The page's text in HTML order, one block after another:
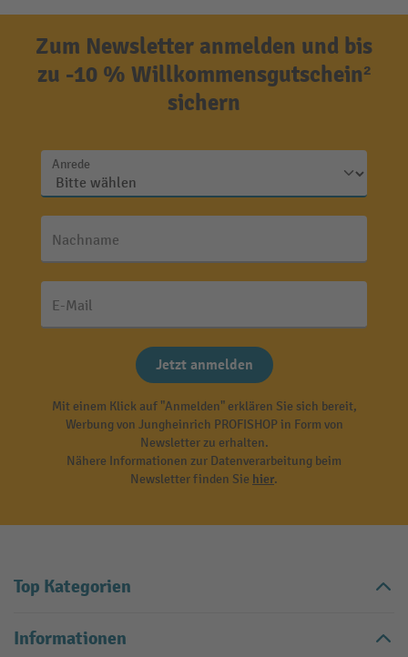
Zum Newsletter anmelden und bis
zu -10 % Willkommensgutschein²
sichern
Anrede
Nachname
E-Mail
Jetzt anmelden
Mit einem Klick auf "Anmelden" erklären Sie sich bereit,
Werbung von Jungheinrich PROFISHOP in Form von
Newsletter zu erhalten.
Nähere Informationen zur Datenverarbeitung beim
Newsletter finden Sie hier.
Top Kategorien
Informationen